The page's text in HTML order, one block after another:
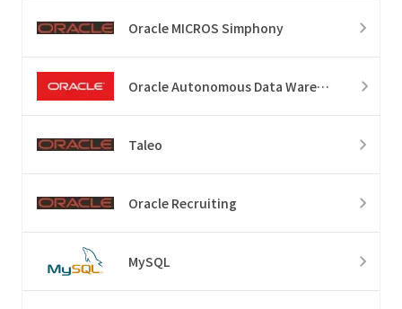
Oracle MICROS Simphony
Oracle Autonomous Data Warehouse
Taleo
Oracle Recruiting
MySQL